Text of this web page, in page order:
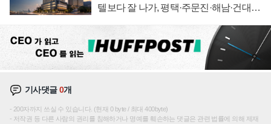
텔보다 잘 나가, 평택·주문진·해남·건대로
기사댓글0개
200자까지 쓰실 수 있습니다. (현재 0 byte / 최대 400byte)
저작권 등 다른 사람의 권리를 침해하거나 명예를 훼손하는 댓글은 관련 법률에 의해 제재